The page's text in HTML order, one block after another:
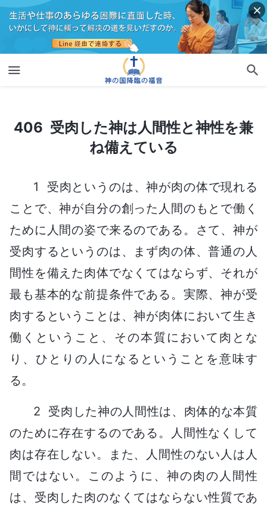
406 受肉した神は人間性と神性を兼ね備えている
406 受肉した神は人間性と神性を兼
ね備えている
1 受肉というのは、神が肉の体で現れる
ことで、神が自分の創った人間のもとで働く
ために人間の姿で来るのである。さて、神が
受肉するというのは、まず肉の体、普通の人
間性を備えた肉体でなくてはならず、それが
最も基本的な前提条件である。実際、神が受
肉するということは、神が肉体において生き
働くということ、その本質において肉とな
り、ひとりの人になるということを意味す
る。
2 受肉した神の人間性は、肉体的な本質
のために存在するのである。人間性なくして
肉は存在しない。また、人間性のない人は人
間ではない。このように、神の肉の人間性
は、受肉した肉のなくてはならない性質であ